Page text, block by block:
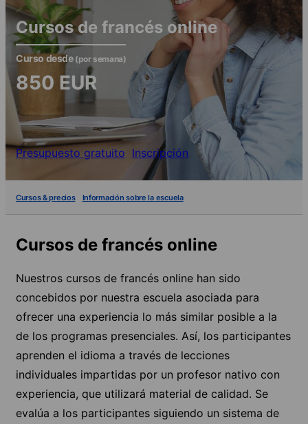
Cursos de francés online
Curso desde (por semana)
850 EUR
Presupuesto gratuito Inscripción
Cursos & precios Información sobre la escuela
Cursos de francés online
Nuestros cursos de francés online han sido
concebidos por nuestra escuela asociada para
ofrecer una experiencia lo más similar posible a la
de los programas presenciales. Así, los participantes
aprenden el idioma a través de lecciones
individuales impartidas por un profesor nativo con
experiencia, que utilizará material de calidad. Se
evalúa a los participantes siguiendo un sistema de